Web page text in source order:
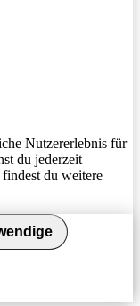
Nutzererlebnis für
du jederzeit
findest du weitere